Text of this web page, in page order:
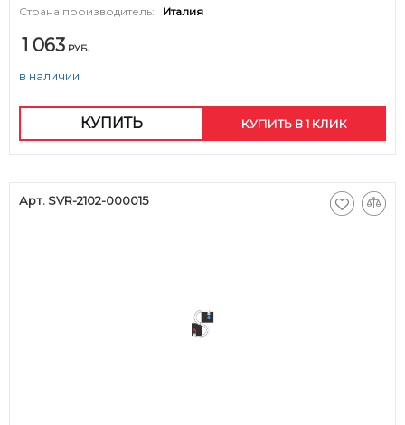
Страна производитель:
Италия
1 063 РУБ.
в наличии
КУПИТЬ КУПИТЬ В 1 КЛИК
Арт. SVR-2102-000015